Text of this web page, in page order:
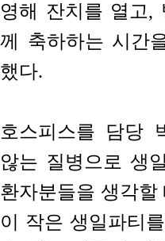
영해 잔치를 열고,
께 축하하는 시간
했다.
호스피스를 담당
않는 질병으로 생
환자분들을 생각할
이 작은 생일파티